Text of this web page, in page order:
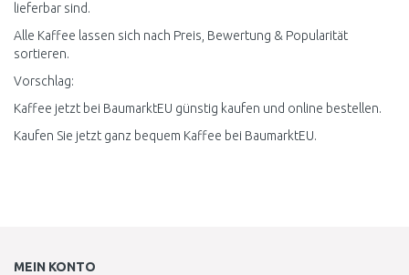
lieferbar sind.
Alle Kaffee lassen sich nach Preis, Bewertung & Popularität
sortieren.
Vorschlag:
Kaffee jetzt bei BaumarktEU günstig kaufen und online bestellen.
Kaufen Sie jetzt ganz bequem Kaffee bei BaumarktEU.
MEIN KONTO